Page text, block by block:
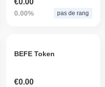
€0.00
0.00% pas de rang
BEFE Token
€0.00